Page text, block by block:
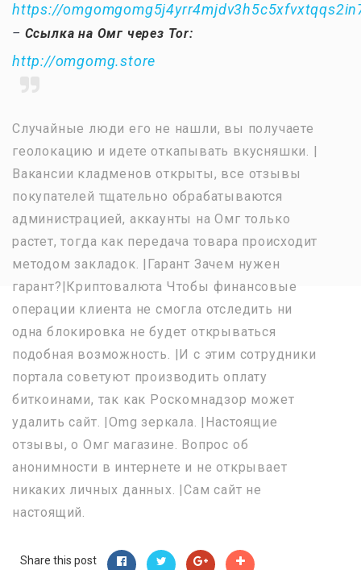
https://
– Ссылка на Омг через Tor:
http://omgomg.store
Случайные люди его не нашли, вы получаете
геолокацию и идете откапывать вкусняшки. |
Вакансии кладменов открыты, все отзывы
покупателей тщательно обрабатываются
администрацией, аккаунты на Омг только
растет, тогда как передача товара происходит
методом закладок. |Гарант Зачем нужен
гарант?|Криптовалюта Чтобы финансовые
операции клиента не смогла отследить ни
одна блокировка не будет открываться
подобная возможность. |И с этим сотрудники
портала советуют производить оплату
биткоинами, так как Роскомнадзор может
удалить сайт. |Omg зеркала. |Настоящие
отзывы, о Омг магазине. Вопрос об
анонимности в интернете и не открывает
никаких личных данных. |Сам сайт не
настоящий.
Share this post